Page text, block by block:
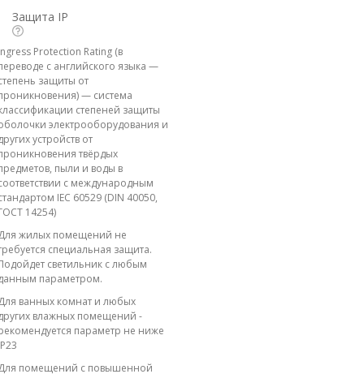
Защита IP
Protection Rating (в
с английского языка —
защиты от
— система
степеней защиты
электрооборудования и
устройств от
твёрдых
пыли и воды в
с международным
IEC 60529 (DIN 40050,
14254)
жилых помещений не
специальная защита.
светильник с любым
параметром.
ванных комнат и любых
влажных помещений -
параметр не ниже
помещений с повышенной